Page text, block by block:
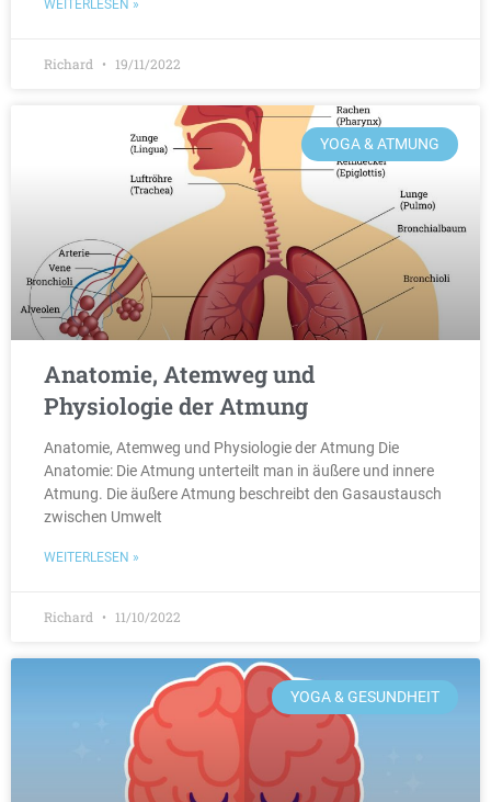
WEITERLESEN »
Richard 19/11/2022
YOGA & ATMUNG
Anatomie, Atemweg und
Physiologie der Atmung
Anatomie, Atemweg und Physiologie der Atmung Die
Anatomie: Die Atmung unterteilt man in äußere und innere
Atmung. Die äußere Atmung beschreibt den Gasaustausch
zwischen Umwelt
WEITERLESEN »
Richard 11/10/2022
YOGA & GESUNDHEIT